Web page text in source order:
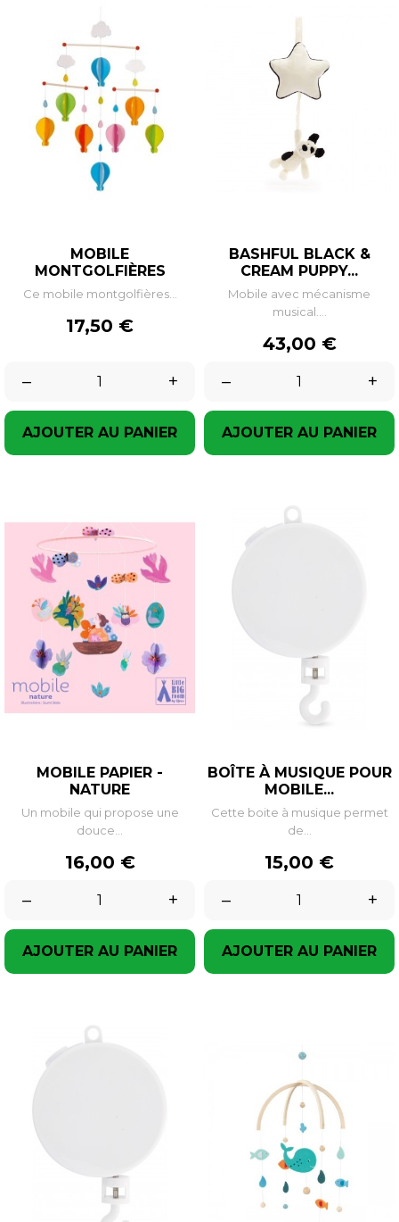
MOBILE
MONTGOLFIÈRES
Ce mobile montgolfières...
Prix
17,50 €
– +
AJOUTER AU PANIER
BASHFUL BLACK &
CREAM PUPPY...
Mobile avec mécanisme
musical....
Prix
43,00 €
–
+
AJOUTER AU PANIER
MOBILE PAPIER -
NATURE
Un mobile qui propose une
douce...
Prix
16,00 €
–
+
AJOUTER AU PANIER
BOÎTE À MUSIQUE POUR
MOBILE...
Cette boite à musique permet
de...
Prix
15,00 €
–
+
AJOUTER AU PANIER